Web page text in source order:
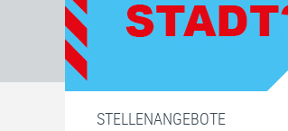
STELLENANGEBOTE